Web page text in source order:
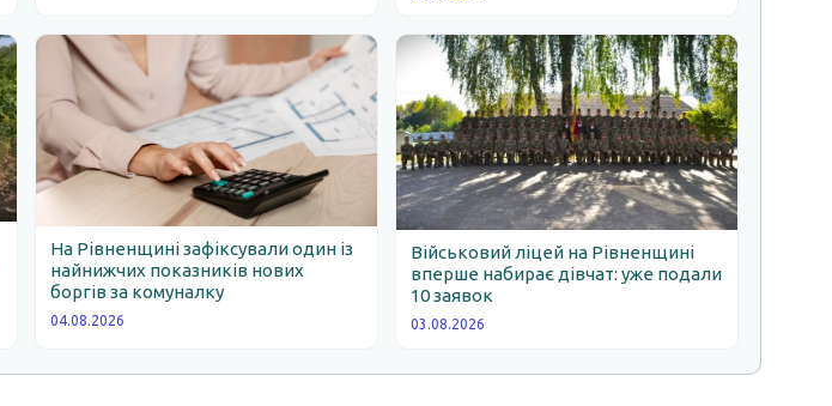
На Рівненщині зафіксували один із
найнижчих показників нових
боргів за комуналку
04.08.2026
Військовий ліцей на Рівненщині
вперше набирає дівчат: уже подали
10 заявок
03.08.2026